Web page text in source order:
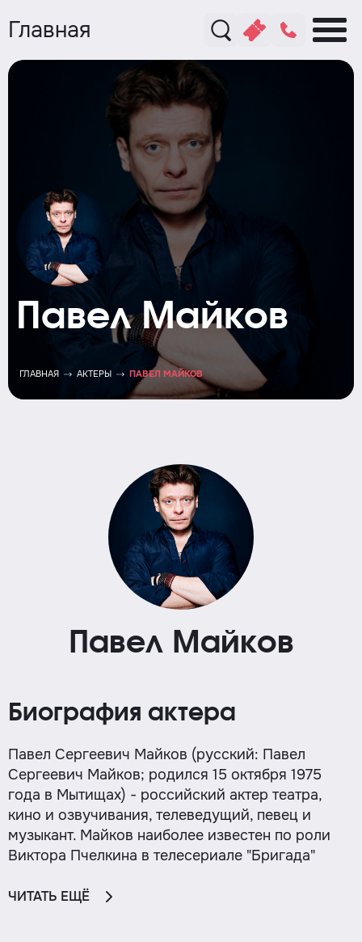
Главная
Павел Майков
ГЛАВНАЯ АКТЕРЫ ПАВЕЛ МАЙКОВ
Павел Майков
Биография актера
Павел Сергеевич Майков (русский: Павел
Сергеевич Майков; родился 15 октября 1975
года в Мытищах) - российский актер театра,
кино и озвучивания, телеведущий, певец и
музыкант. Майков наиболее известен по роли
Виктора Пчелкина в телесериале "Бригада"
ЧИТАТЬ ЕЩЁ